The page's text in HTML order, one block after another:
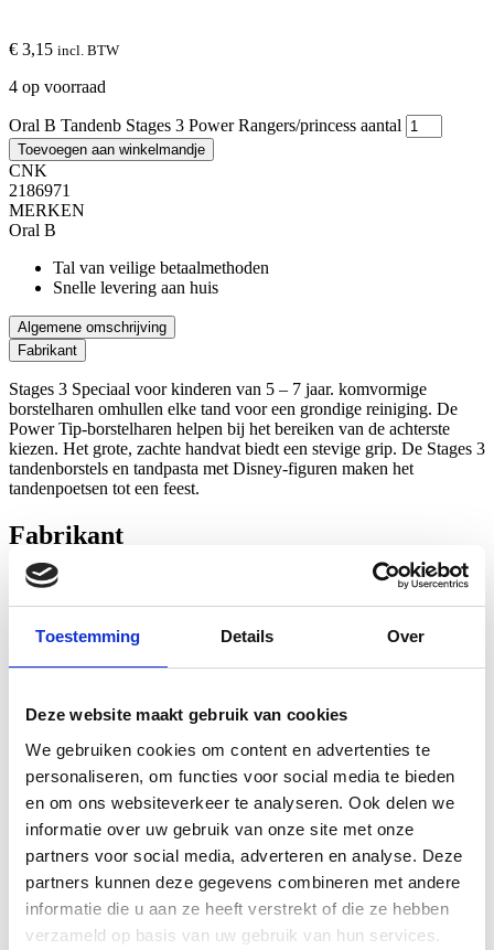
Toestemming Details Over
Deze website maakt gebruik van cookies
We gebruiken cookies om content en advertenties te
personaliseren, om functies voor social media te bieden
en om ons websiteverkeer te analyseren. Ook delen we
informatie over uw gebruik van onze site met onze
partners voor social media, adverteren en analyse. Deze
partners kunnen deze gegevens combineren met andere
informatie die u aan ze heeft verstrekt of die ze hebben
verzameld op basis van uw gebruik van hun services.
€ 3,15 incl. BTW
4 op voorraad
Oral B Tandenb Stages 3 Power Rangers/princess aantal
Toevoegen aan winkelmandje
CNK
2186971
MERKEN
Oral B
Tal van veilige betaalmethoden
Snelle levering aan huis
Algemene omschrijving
Fabrikant
Stages 3 Speciaal voor kinderen van 5 – 7 jaar. komvormige
borstelharen omhullen elke tand voor een grondige reiniging. De
Power Tip-borstelharen helpen bij het bereiken van de achterste
kiezen. Het grote, zachte handvat biedt een stevige grip. De Stages 3
tandenborstels en tandpasta met Disney-figuren maken het
tandenpoetsen tot een feest.
Fabrikant
Procter & Gamble
Adres: Temselaan 100, 1853 Grimbergen
Gerelateerde producten
Exacto Elektrische Baby Vlieg
€ 40,56 incl. BTW
Bekijk productToevoegen aan winkelwagen
Difrax Fopspeen Dental +6m Bumba
€ 5,99 incl. BTW